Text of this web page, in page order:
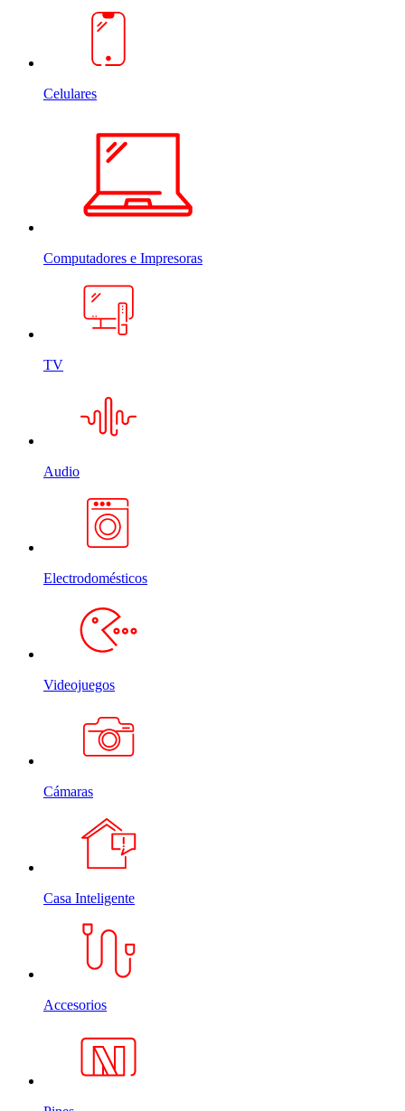
Celulares
Computadores e Impresoras
TV
Audio
Electrodomésticos
Videojuegos
Cámaras
Casa Inteligente
Accesorios